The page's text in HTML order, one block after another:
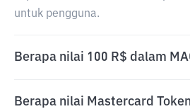
untuk pengguna.
Berapa nilai 100 R$ dalam
Berapa nilai Mastercard